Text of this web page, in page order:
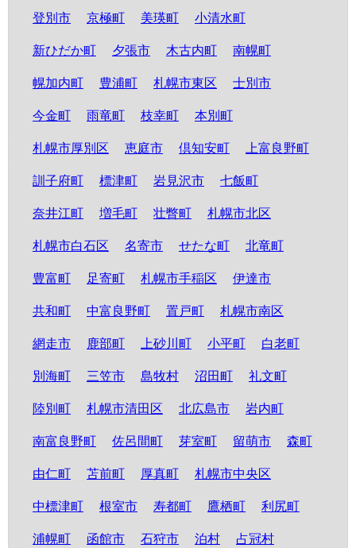
登別市 京極町 美瑛町 小清水町
新ひだか町 夕張市 木古内町 南幌町
幌加内町 豊浦町 札幌市東区 士別市
今金町 雨竜町 枝幸町 本別町
札幌市厚別区 恵庭市 倶知安町 上富良野町
訓子府町 標津町 岩見沢市 七飯町
奈井江町 増毛町 壮瞥町 札幌市北区
札幌市白石区 名寄市 せたな町 北竜町
豊富町 足寄町 札幌市手稲区 伊達市
共和町 中富良野町 置戸町 札幌市南区
網走市 鹿部町 上砂川町 小平町 白老町
別海町 三笠市 島牧村 沼田町 礼文町
陸別町 札幌市清田区 北広島市 岩内町
南富良野町 佐呂間町 芽室町 留萌市 森町
由仁町 苫前町 厚真町 札幌市中央区
中標津町 根室市 寿都町 鷹栖町 利尻町
浦幌町 函館市 石狩市 泊村 占冠村